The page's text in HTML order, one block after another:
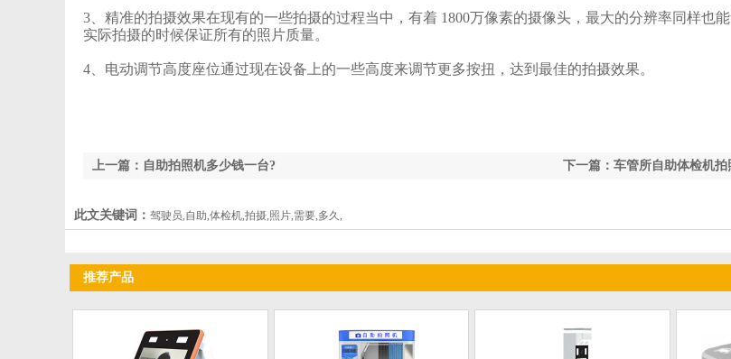
3、精准的拍摄效果在现有的一些拍摄的过程当中，有着 1800万像素的摄像头，最大的分辨率同样也
实际拍摄的时候保证所有的照片质量。
4、电动调节高度座位通过现在设备上的一些高度来调节更多按扭，达到最佳的拍摄效果。
上一篇：自助拍照机多少钱一台? 下一篇：车管所自助体检机拍照
此文关键词： 驾驶员,自助,体检机,拍摄,照片,需要,多久,
推荐产品